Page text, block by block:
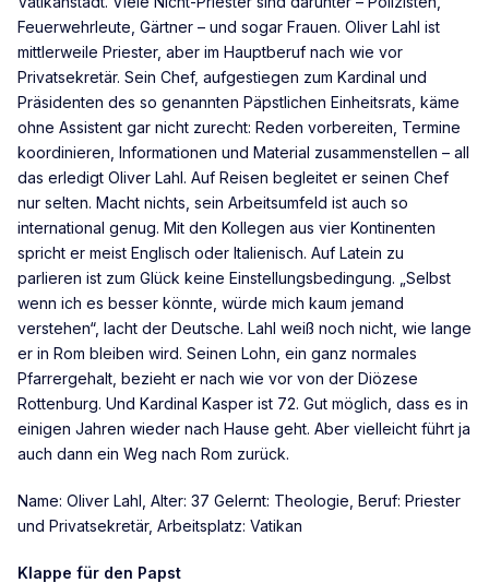
Feuerwehrleute, Gärtner – und sogar Frauen. Oliver Lahl ist
mittlerweile Priester, aber im Hauptberuf nach wie vor
Privatsekretär. Sein Chef, aufgestiegen zum Kardinal und
Präsidenten des so genannten Päpstlichen Einheitsrats, käme
ohne Assistent gar nicht zurecht: Reden vorbereiten, Termine
koordinieren, Informationen und Material zusammenstellen – all
das erledigt Oliver Lahl. Auf Reisen begleitet er seinen Chef
nur selten. Macht nichts, sein Arbeitsumfeld ist auch so
international genug. Mit den Kollegen aus vier Kontinenten
spricht er meist Englisch oder Italienisch. Auf Latein zu
parlieren ist zum Glück keine Einstellungsbedingung. „Selbst
wenn ich es besser könnte, würde mich kaum jemand
verstehen“, lacht der Deutsche. Lahl weiß noch nicht, wie lange
er in Rom bleiben wird. Seinen Lohn, ein ganz normales
Pfarrergehalt, bezieht er nach wie vor von der Diözese
Rottenburg. Und Kardinal Kasper ist 72. Gut möglich, dass es in
einigen Jahren wieder nach Hause geht. Aber vielleicht führt ja
auch dann ein Weg nach Rom zurück.
Name: Oliver Lahl, Alter: 37 Gelernt: Theologie, Beruf: Priester
und Privatsekretär, Arbeitsplatz: Vatikan
Klappe für den Papst